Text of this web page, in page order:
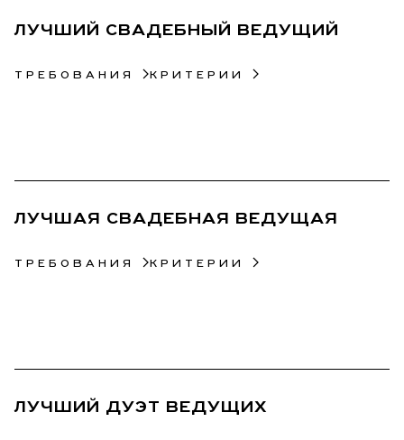
ЛУЧШИЙ СВАДЕБНЫЙ ВЕДУЩИЙ
ТРЕБОВАНИЯ КРИТЕРИИ
ЛУЧШАЯ СВАДЕБНАЯ ВЕДУЩАЯ
ТРЕБОВАНИЯ КРИТЕРИИ
ЛУЧШИЙ ДУЭТ ВЕДУЩИХ